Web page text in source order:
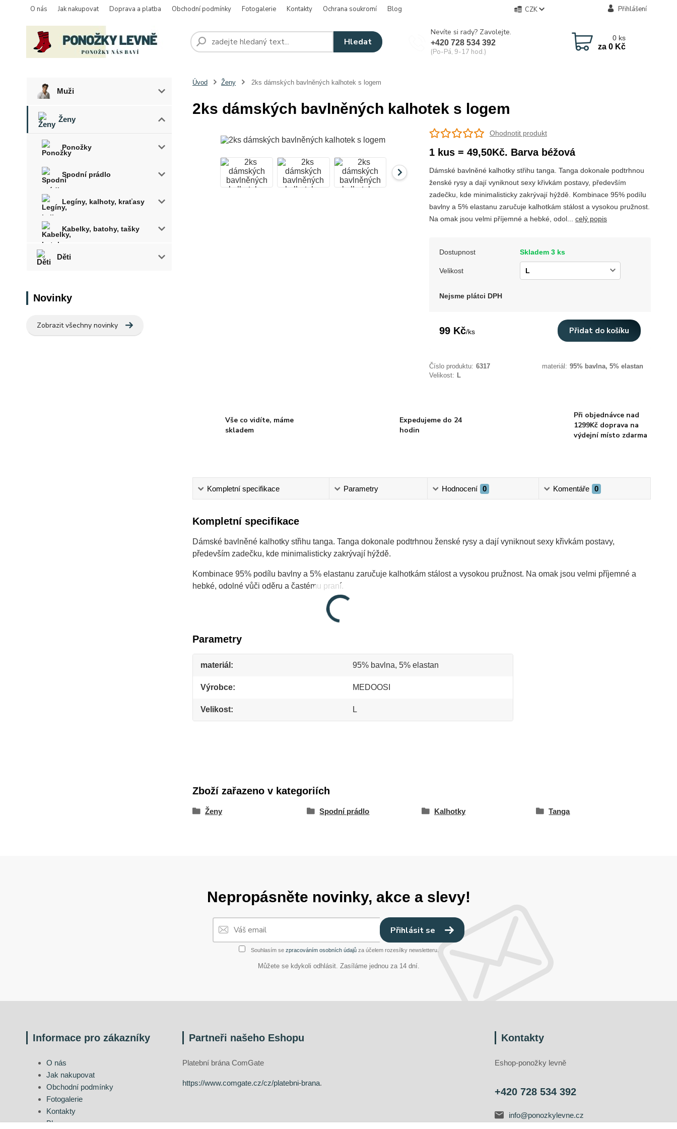
O nás Jak nakupovat Doprava a platba Obchodní podmínky Fotogalerie Kontakty Ochrana soukromí Blog CZK Přihlášení
Hledat
Nevíte si rady? Zavolejte.
+420 728 534 392
(Po-Pá, 9-17 hod.)
0 ks
za 0 Kč
Muži
Ženy
Ponožky
Spodní prádlo
Legíny, kalhoty, kraťasy
Kabelky, batohy, tašky
Děti
Novinky
Zobrazit všechny novinky
Úvod Ženy 2ks dámských bavlněných kalhotek s logem
2ks dámských bavlněných kalhotek s logem
Ohodnotit produkt
1 kus = 49,50Kč. Barva béžová
Dámské bavlněné kalhotky střihu tanga. Tanga dokonale podtrhnou
ženské rysy a dají vyniknout sexy křivkám postavy, především
zadečku, kde minimalisticky zakrývají hýždě. Kombinace 95% podílu
bavlny a 5% elastanu zaručuje kalhotkám stálost a vysokou pružnost.
Na omak jsou velmi příjemné a hebké, odol... celý popis
Dostupnost Skladem 3 ks
Velikost
Nejsme plátci DPH
99 Kč/ks Přidat do košíku
Číslo produktu: 6317 materiál: 95% bavlna, 5% elastan
Velikost: L
Vše co vidíte, máme
skladem
Expedujeme do 24
hodin
Při objednávce nad
1299Kč doprava na
výdejní místo zdarma
Kompletní specifikace Parametry Hodnocení 0 Komentáře 0
Kompletní specifikace
Dámské bavlněné kalhotky střihu tanga. Tanga dokonale podtrhnou ženské rysy a dají vyniknout sexy křivkám postavy,
především zadečku, kde minimalisticky zakrývají hýždě.
Kombinace 95% podílu bavlny a 5% elastanu zaručuje kalhotkám stálost a vysokou pružnost. Na omak jsou velmi příjemné a
hebké, odolné vůči oděru a častému praní.
Parametry
materiál 95% bavlna, 5% elastan
Výrobce MEDOOSI
Velikost L
Zboží zařazeno v kategoriích
Ženy Spodní prádlo Kalhotky Tanga
Nepropásněte novinky, akce a slevy!
Přihlásit se
Souhlasím se zpracováním osobních údajůza účelem rozesílky newsletteru.
Můžete se kdykoli odhlásit. Zasíláme jednou za 14 dní.
Informace pro zákazníky
O nás
Jak nakupovat
Obchodní podmínky
Fotogalerie
Kontakty
Blog
Partneři našeho Eshopu
Platební brána ComGate
https://www.comgate.cz/cz/platebni-brana.
Kontakty
Eshop-ponožky levně
+420 728 534 392
info@ponozkylevne.cz